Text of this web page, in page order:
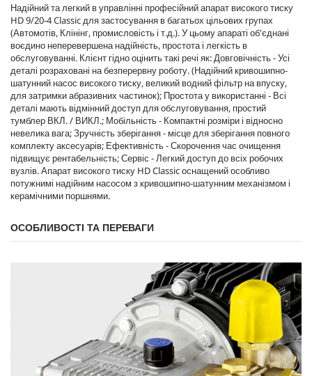
e
Надійний та легкий в управлінні професійний апарат високого тиску
HD 9/20-4 Classic для застосування в багатьох цільових групах
(Автомотів, Клінінг, промисловість і т.д.). У цьому апараті об'єднані
воєдино неперевершена надійність, простота і легкість в
обслуговуванні. Клієнт гідно оцінить такі речі як: Довговічність - Усі
деталі розраховані на безперервну роботу. (Надійний кривошипно-
шатунний насос високого тиску, великий водний фільтр на впуску,
для затримки абразивних частинок); Простота у використанні - Всі
деталі мають відмінний доступ для обслуговування, простий
тумблер ВКЛ. / ВИКЛ.; Мобільність - Компактні розміри і відносно
невелика вага; Зручність зберігання - місце для зберігання повного
комплекту аксесуарів; Ефективність - Скорочення час очищення
підвищує рентабельність; Сервіс - Легкий доступ до всіх робочих
вузлів. Апарат високого тиску HD Classic оснащений особливо
потужнимі надійним насосом з кривошипно-шатунним механізмом і
керамічними поршнями.
ОСОБЛИВОСТІ ТА ПЕРЕВАГИ